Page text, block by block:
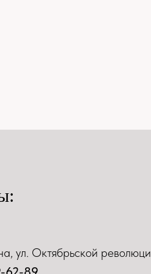
ул. Октябрьской